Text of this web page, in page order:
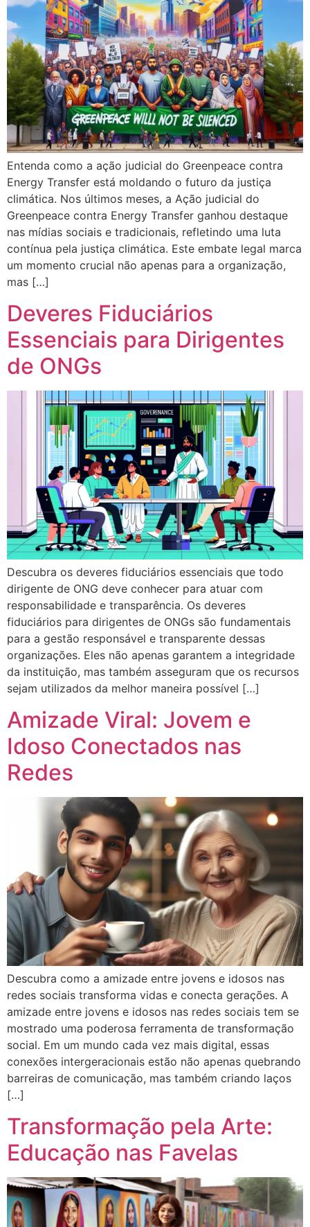
Entenda como a ação judicial do Greenpeace contra
Energy Transfer está moldando o futuro da justiça
climática. Nos últimos meses, a Ação judicial do
Greenpeace contra Energy Transfer ganhou destaque
nas mídias sociais e tradicionais, refletindo uma luta
contínua pela justiça climática. Este embate legal marca
um momento crucial não apenas para a organização,
mas […]
Deveres Fiduciários
Essenciais para Dirigentes
de ONGs
Descubra os deveres fiduciários essenciais que todo
dirigente de ONG deve conhecer para atuar com
responsabilidade e transparência. Os deveres
fiduciários para dirigentes de ONGs são fundamentais
para a gestão responsável e transparente dessas
organizações. Eles não apenas garantem a integridade
da instituição, mas também asseguram que os recursos
sejam utilizados da melhor maneira possível […]
Amizade Viral: Jovem e
Idoso Conectados nas
Redes
Descubra como a amizade entre jovens e idosos nas
redes sociais transforma vidas e conecta gerações. A
amizade entre jovens e idosos nas redes sociais tem se
mostrado uma poderosa ferramenta de transformação
social. Em um mundo cada vez mais digital, essas
conexões intergeracionais estão não apenas quebrando
barreiras de comunicação, mas também criando laços
[…]
Transformação pela Arte:
Educação nas Favelas